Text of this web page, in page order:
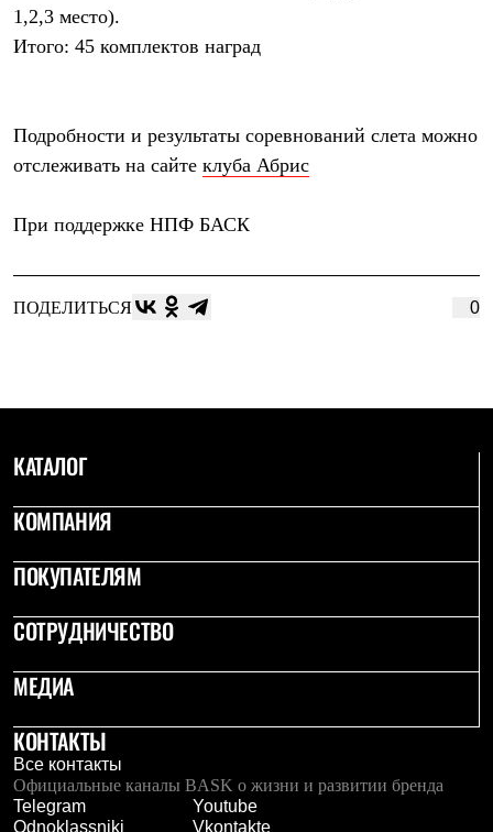
1,2,3 место).
Итого: 45 комплектов наград
Подробности и результаты соревнований слета можно
отслеживать на сайте клуба Абрис
При поддержке НПФ БАСК
ПОДЕЛИТЬСЯ 0
КАТАЛОГ
КОМПАНИЯ
ПОКУПАТЕЛЯМ
СОТРУДНИЧЕСТВО
МЕДИА
КОНТАКТЫ
Все контакты
Официальные каналы BASK о жизни и развитии бренда
Telegram
Youtube
Odnoklassniki
Vkontakte